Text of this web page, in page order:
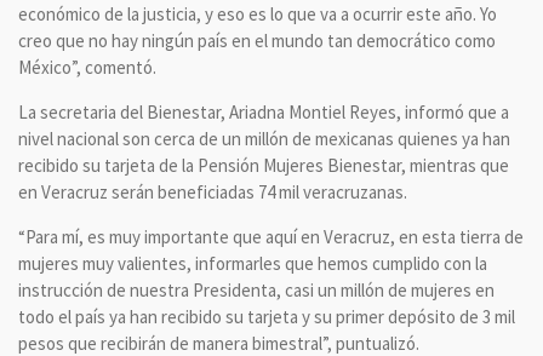
económico de la justicia, y eso es lo que va a ocurrir este año. Yo
creo que no hay ningún país en el mundo tan democrático como
México”, comentó.
La secretaria del Bienestar, Ariadna Montiel Reyes, informó que a
nivel nacional son cerca de un millón de mexicanas quienes ya han
recibido su tarjeta de la Pensión Mujeres Bienestar, mientras que
en Veracruz serán beneficiadas 74 mil veracruzanas.
“Para mí, es muy importante que aquí en Veracruz, en esta tierra de
mujeres muy valientes, informarles que hemos cumplido con la
instrucción de nuestra Presidenta, casi un millón de mujeres en
todo el país ya han recibido su tarjeta y su primer depósito de 3 mil
pesos que recibirán de manera bimestral”, puntualizó.